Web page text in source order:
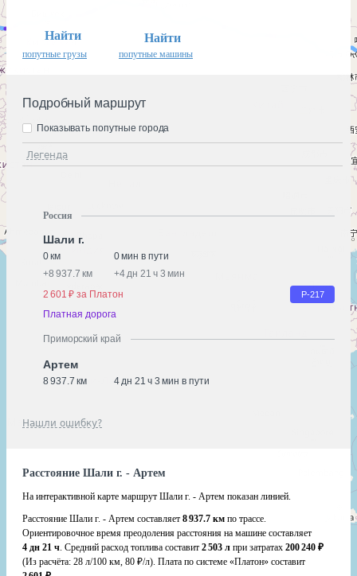
Найти
попутные грузы
Найти
попутные машины
Подробный маршрут
Легенда
Показывать попутные города
Россия
Шали г.
0 км
0 мин в пути
+8 937.7 км +4 дн 21 ч 3 мин
2 601 ₽ за Платон
Р-217
Платная дорога
Приморский край
Артем
8 937.7 км 4 дн 21 ч 3 мин в пути
Нашли ошибку?
Расстояние Шали г. - Артем
На интерактивной карте маршрут Шали г. - Артем показан линией.
Расстояние Шали г. - Артем составляет 8 937.7 км по трассе.
Ориентировочное время преодоления расстояния на машине составляет
4 дн 21 ч. Средний расход топлива составит 2 503 л при затратах 200 240 ₽
(Из расчёта: 28 л/100 км, 80 ₽/л). Плата по системе «Платон» составит